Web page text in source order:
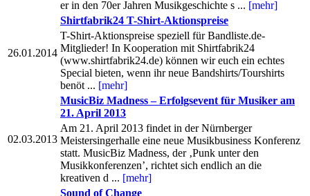
er in den 70er Jahren Musikgeschichte s ... [mehr]
26.01.2014
Shirtfabrik24 T-Shirt-Aktionspreise
T-Shirt-Aktionspreise speziell für Bandliste.de-
Mitglieder! In Kooperation mit Shirtfabrik24
(www.shirtfabrik24.de) können wir euch ein echtes
Special bieten, wenn ihr neue Bandshirts/Tourshirts
benöt ... [mehr]
02.03.2013
MusicBiz Madness – Erfolgsevent für Musiker am
21. April 2013
Am 21. April 2013 findet in der Nürnberger
Meistersingerhalle eine neue Musikbusiness Konferenz
statt. MusicBiz Madness, der ‚Punk unter den
Musikkonferenzen’, richtet sich endlich an die
kreativen d ... [mehr]
Sound of Change